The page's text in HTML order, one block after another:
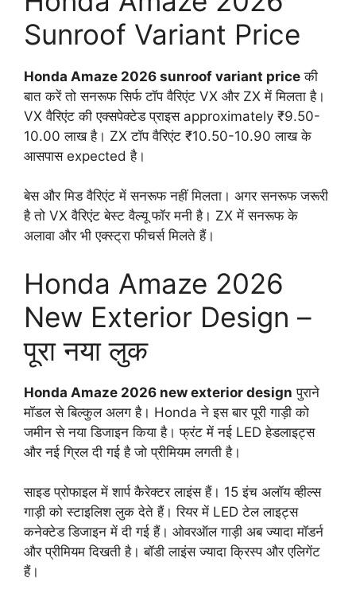
Sunroof Variant Price
Honda Amaze 2026 sunroof variant price की
बात करें तो सनरूफ सिर्फ टॉप वैरिएंट VX और ZX में मिलता है।
VX वैरिएंट की एक्सपेक्टेड प्राइस approximately ₹9.50-
10.00 लाख है। ZX टॉप वैरिएंट ₹10.50-10.90 लाख के
आसपास expected है।
बेस और मिड वैरिएंट में सनरूफ नहीं मिलता। अगर सनरूफ जरूरी
है तो VX वैरिएंट बेस्ट वैल्यू फॉर मनी है। ZX में सनरूफ के
अलावा और भी एक्स्ट्रा फीचर्स मिलते हैं।
Honda Amaze 2026
New Exterior Design –
पूरा नया लुक
Honda Amaze 2026 new exterior design पुराने
मॉडल से बिल्कुल अलग है। Honda ने इस बार पूरी गाड़ी को
जमीन से नया डिजाइन किया है। फ्रंट में नई LED हेडलाइट्स
और नई ग्रिल दी गई है जो प्रीमियम लगती है।
साइड प्रोफाइल में शार्प कैरेक्टर लाइंस हैं। 15 इंच अलॉय व्हील्स
गाड़ी को स्टाइलिश लुक देते हैं। रियर में LED टेल लाइट्स
कनेक्टेड डिजाइन में दी गई हैं। ओवरऑल गाड़ी अब ज्यादा मॉडर्न
और प्रीमियम दिखती है। बॉडी लाइंस ज्यादा क्रिस्प और एलिगेंट
हैं।